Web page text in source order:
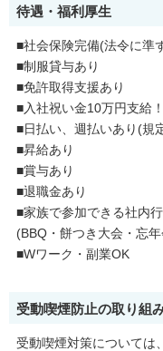
待遇・福利厚生
■社会保険完備(法令に準
■制服貸与あり
■免許取得支援あり
■入社祝い金10万円支給
■日払い、週払いあり(規
■昇給あり
■賞与あり
■退職金あり
■家族で参加できる社内
(BBQ・餅つき大会・忘
■Wワーク・副業OK
受動喫煙防止の取り組
受動喫煙対策については